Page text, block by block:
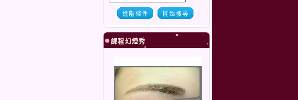
進階條件 開始搜尋
課程幻燈秀